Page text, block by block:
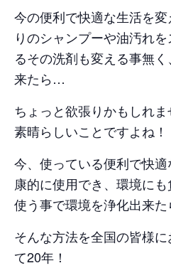
今の便利で快適な生活を
りのシャンプーや油汚れ
るその洗剤も変える事無
来たら…
ちょっと欲張りかもしれ
素晴らしいことですよね！
今、使っている便利で快
康的に使用でき、環境に
使う事で環境を浄化出来
そんな方法を全国の皆様
て20年！